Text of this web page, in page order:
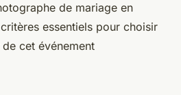
de mariage en
essentiels pour choisir
cet événement